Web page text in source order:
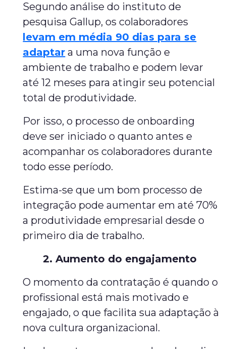
Segundo análise do instituto de
pesquisa Gallup, os colaboradores
levam em média 90 dias para se
adaptar a uma nova função e
ambiente de trabalho e podem levar
até 12 meses para atingir seu potencial
total de produtividade.
Por isso, o processo de onboarding
deve ser iniciado o quanto antes e
acompanhar os colaboradores durante
todo esse período.
Estima-se que um bom processo de
integração pode aumentar em até 70%
a produtividade empresarial desde o
primeiro dia de trabalho.
2. Aumento do engajamento
O momento da contratação é quando o
profissional está mais motivado e
engajado, o que facilita sua adaptação à
nova cultura organizacional.